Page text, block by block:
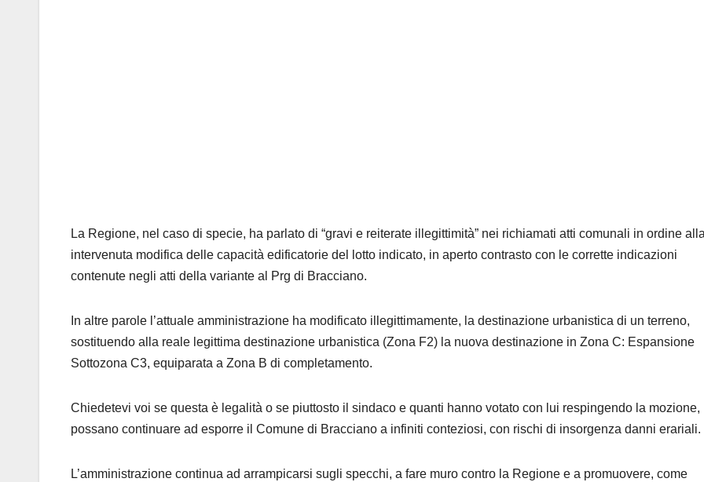
La Regione, nel caso di specie, ha parlato di “gravi e reiterate illegittimità” nei richiamati atti comunali in ordine alla
intervenuta modifica delle capacità edificatorie del lotto indicato, in aperto contrasto con le corrette indicazioni
contenute negli atti della variante al Prg di Bracciano.
In altre parole l’attuale amministrazione ha modificato illegittimamente, la destinazione urbanistica di un terreno,
sostituendo alla reale legittima destinazione urbanistica (Zona F2) la nuova destinazione in Zona C: Espansione
Sottozona C3, equiparata a Zona B di completamento.
Chiedetevi voi se questa è legalità o se piuttosto il sindaco e quanti hanno votato con lui respingendo la mozione,
possano continuare ad esporre il Comune di Bracciano a infiniti conteziosi, con rischi di insorgenza danni erariali.
L’amministrazione continua ad arrampicarsi sugli specchi, a fare muro contro la Regione e a promuovere, come